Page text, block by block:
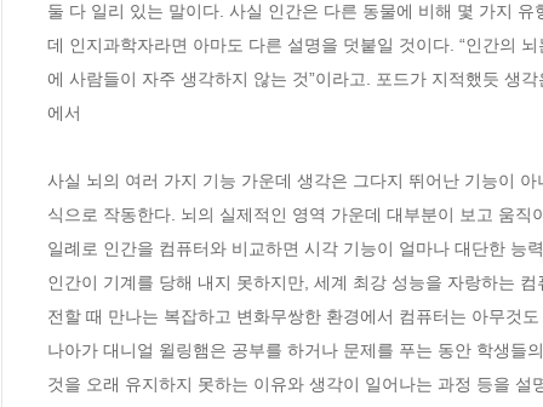
둘 다 일리 있는 말이다. 사실 인간은 다른 동물에 비해 몇 가지
데 인지과학자라면 아마도 다른 설명을 덧붙일 것이다. “인간의
에 사람들이 자주 생각하지 않는 것”이라고. 포드가 지적했듯 생
에서
사실 뇌의 여러 가지 기능 가운데 생각은 그다지 뛰어난 기능이
식으로 작동한다. 뇌의 실제적인 영역 가운데 대부분이 보고 움
일례로 인간을 컴퓨터와 비교하면 시각 기능이 얼마나 대단한 능
인간이 기계를 당해 내지 못하지만, 세계 최강 성능을 자랑하는
전할 때 만나는 복잡하고 변화무쌍한 환경에서 컴퓨터는 아무것
나아가 대니얼 윌링햄은 공부를 하거나 문제를 푸는 동안 학생들
것을 오래 유지하지 못하는 이유와 생각이 일어나는 과정 등을 설